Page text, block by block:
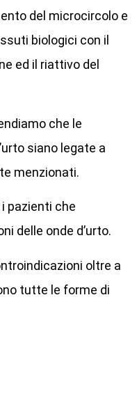
del microcircolo e
biologici con il
ed il riattivo del
che le
siano legate a
menzionati.
pazienti che
delle onde d’urto.
oltre a
tutte le forme di